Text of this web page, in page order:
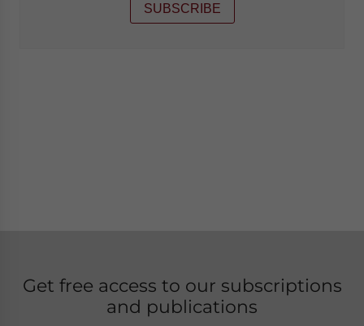
SUBSCRIBE
Get free access to our subscriptions
and publications